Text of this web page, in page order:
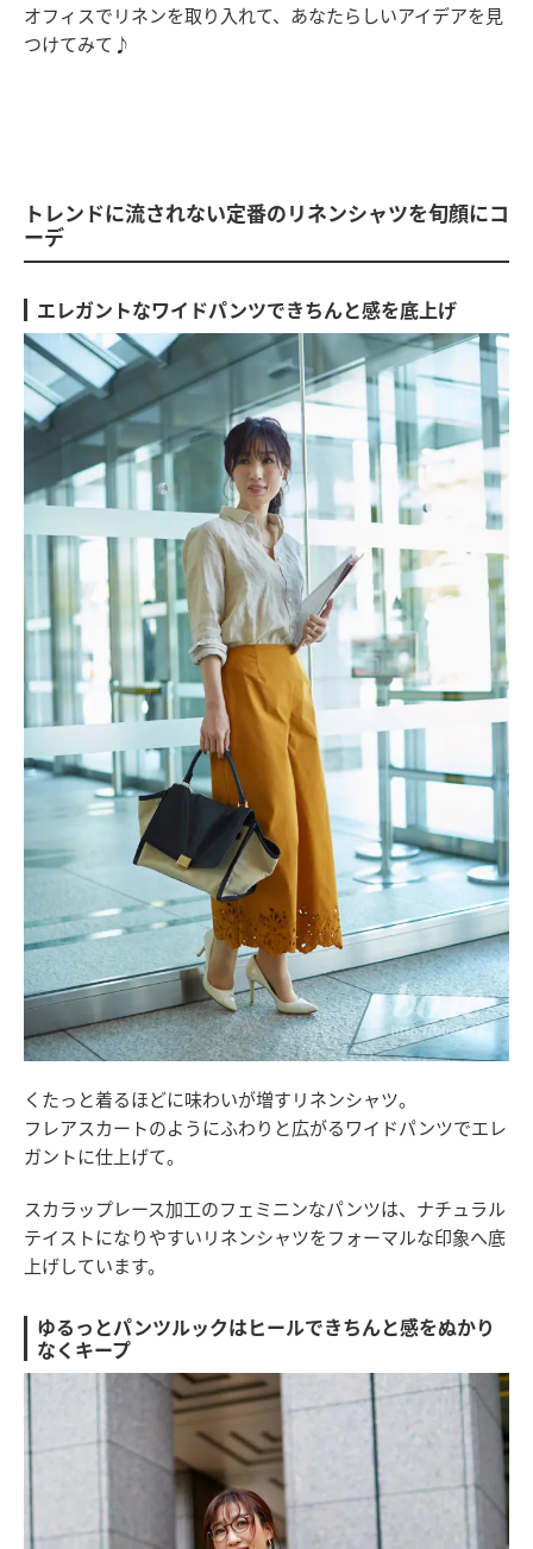
オフィスでリネンを取り入れて、あなたらしいアイデアを見
つけてみて♪
トレンドに流されない定番のリネンシャツを旬顔にコ
ーデ
エレガントなワイドパンツできちんと感を底上げ
くたっと着るほどに味わいが増すリネンシャツ。
フレアスカートのようにふわりと広がるワイドパンツでエレ
ガントに仕上げて。
スカラップレース加工のフェミニンなパンツは、ナチュラル
テイストになりやすいリネンシャツをフォーマルな印象へ底
上げしています。
ゆるっとパンツルックはヒールできちんと感をぬかり
なくキープ